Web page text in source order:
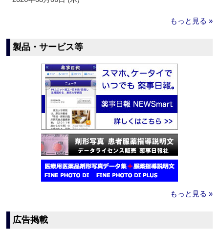
もっと見る »
製品・サービス等
もっと見る »
広告掲載